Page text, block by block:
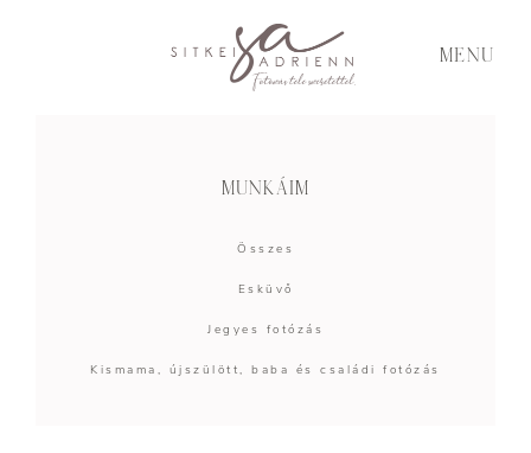
MENU
MUNKÁIM
Összes
Esküvő
Jegyes fotózás
Kismama, újszülött, baba és családi fotózás